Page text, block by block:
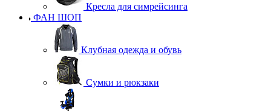
Кресла для симрейсинга
ФАН ШОП
Клубная одежда и обувь
Сумки и рюкзаки